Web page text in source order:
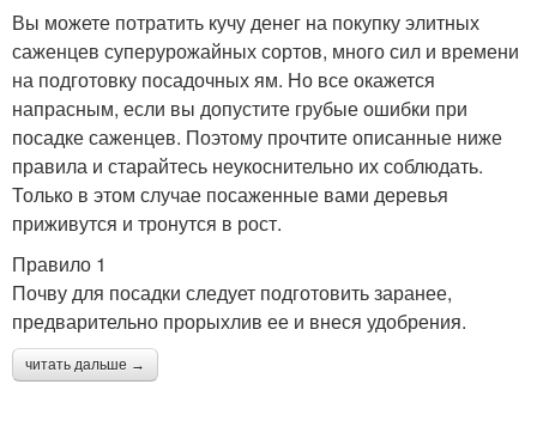
Вы можете потратить кучу денег на покупку элитных
саженцев суперурожайных сортов, много сил и времени
на подготовку посадочных ям. Но все окажется
напрасным, если вы допустите грубые ошибки при
посадке саженцев. Поэтому прочтите описанные ниже
правила и старайтесь неукоснительно их соблюдать.
Только в этом случае посаженные вами деревья
приживутся и тронутся в рост.
Правило 1
Почву для посадки следует подготовить заранее,
предварительно прорыхлив ее и внеся удобрения.
читать дальше →